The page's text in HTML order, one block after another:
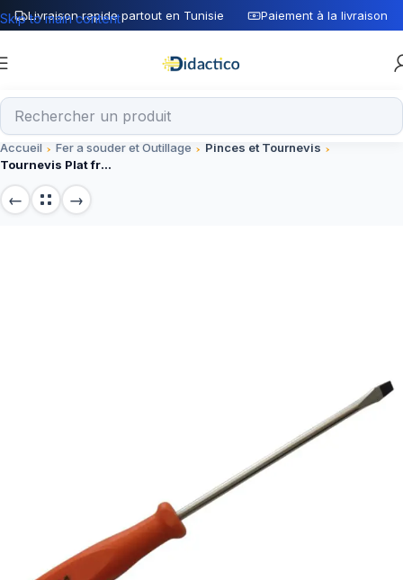
Livraison rapide partout en Tunisie Paiement à la livraison
Skip to main content
Accueil Fer a souder et Outillage
Pinces et Tournevis
Tournevis Plat francais ACEM